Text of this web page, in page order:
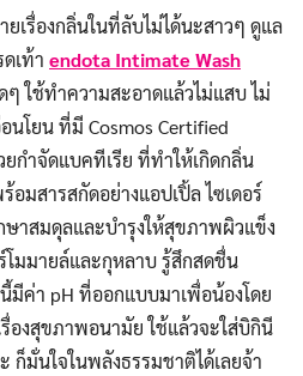
เรื่องกลิ่นในที่ลับไม่ได้นะสาวๆ ดูแล
เท้า endota Intimate Wash
ใช้ทำความสะอาดแล้วไม่แสบ ไม่
นโยน ที่มี Cosmos Certified
กำจัดแบคทีเรีย ที่ทำให้เกิดกลิ่น
อมสารสกัดอย่างแอปเปิ้ล ไซเดอร์
ษาสมดุลและบำรุงให้สุขภาพผิวแข็ง
มมายล์และกุหลาบ รู้สึกสดชื่น
มีค่า pH ที่ออกแบบมาเพื่อน้องโดย
องสุขภาพอนามัย ใช้แล้วจะใส่บิกินี
ก็มั่นใจในพลังธรรมชาติได้เลยจ้า